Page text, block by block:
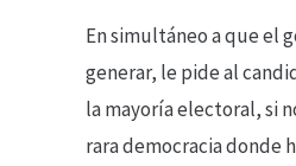
En simultáneo a que el
generar, le pide al
la mayoría electoral, si
rara democracia donde